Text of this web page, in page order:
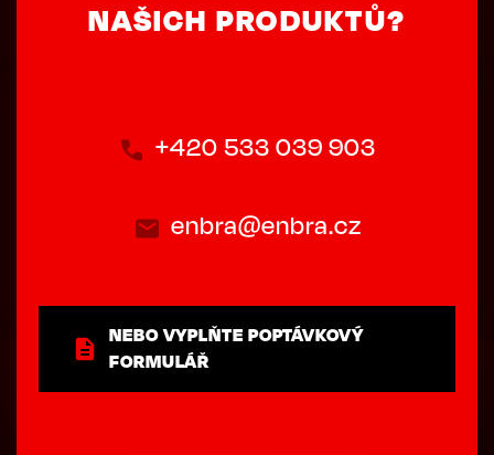
NAŠICH PRODUKTŮ?
+420 533 039 903
enbra@enbra.cz
NEBO VYPLŇTE POPTÁVKOVÝ
FORMULÁŘ